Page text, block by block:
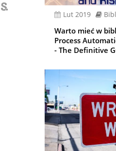
lut 2019
Warto mieć w
Process
- The Definitive